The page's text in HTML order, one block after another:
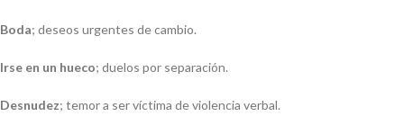
Boda; deseos urgentes de cambio.
Irse en un hueco; duelos por separación.
Desnudez; temor a ser víctima de violencia verbal.